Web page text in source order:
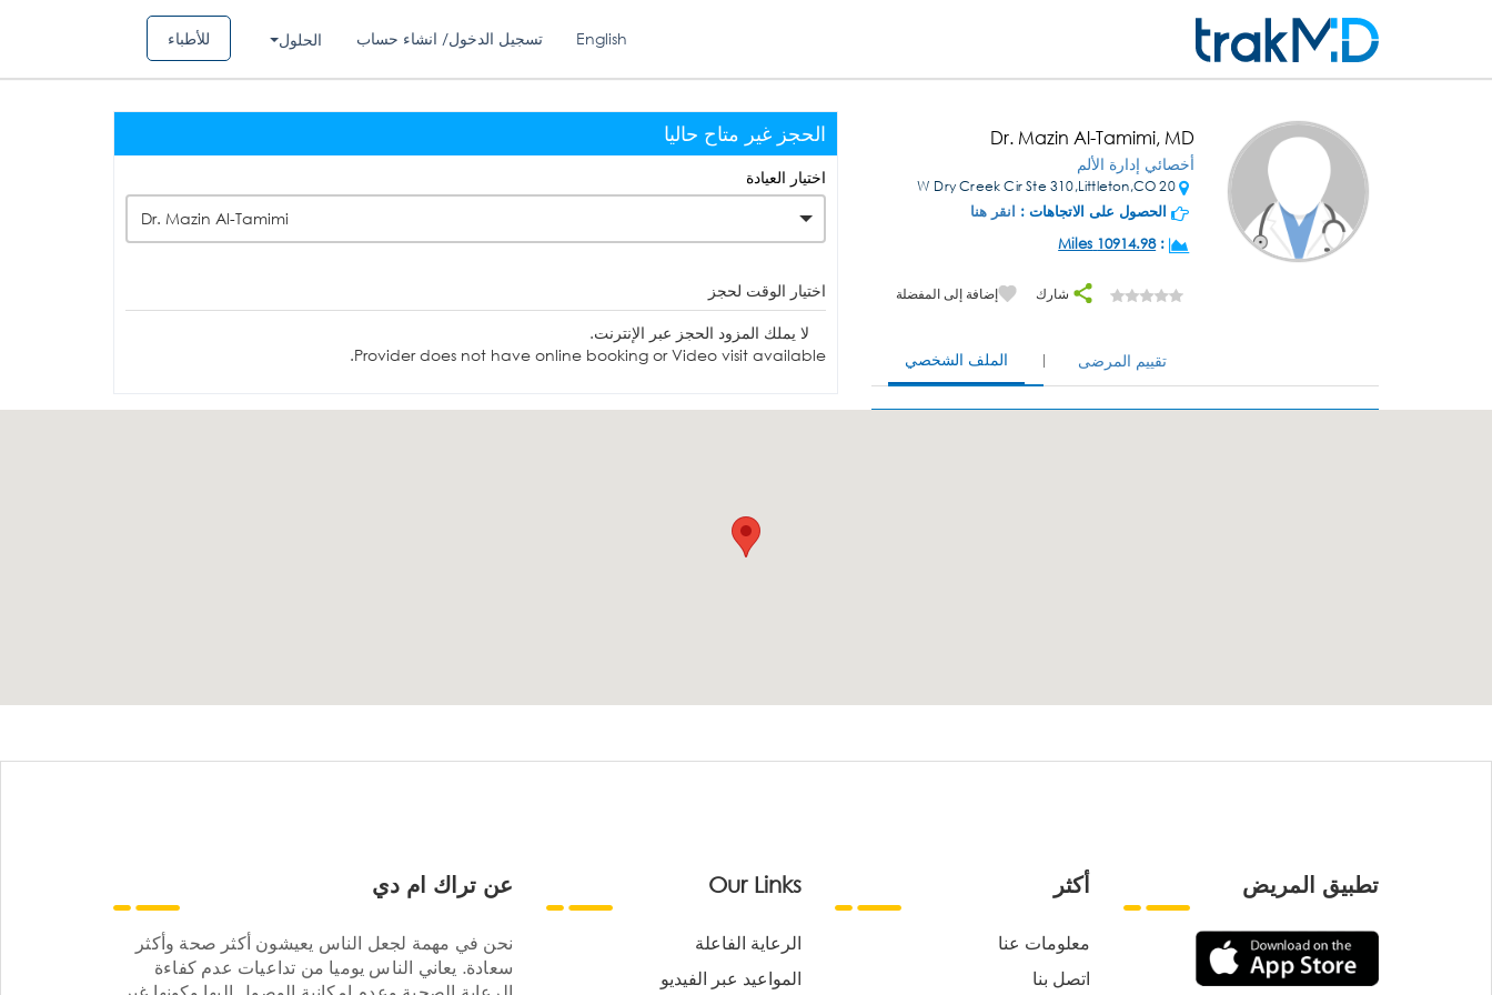
للأطباء الحلول تسجيل الدخول/ انشاء حساب English
Dr. Mazin Al-Tamimi, MD
أخصائي إدارة الألم
20 W Dry Creek Cir Ste 310,Littleton,CO
الحصول على الاتجاهات : انقر هنا
:
10914.98 Miles
شارك إضافة إلى المفضلة
الملف الشخصي تقييم المرضى
الحجز غير متاح حاليا
اختيار العيادة
Dr. Mazin Al-Tamimi
اختيار الوقت لحجز
لا يملك المزود الحجز عبر الإنترنت.
Provider does not have online booking or Video visit available.
عن تراك ام دي
نحن في مهمة لجعل الناس يعيشون أكثر صحة وأكثر
سعادة. يعاني الناس يوميا من تداعيات عدم كفاءة
Our Links
الرعاية الفاعلة
المواعيد عبر الفيديو
أكثر
معلومات عنا
اتصل بنا
تطبيق المريض